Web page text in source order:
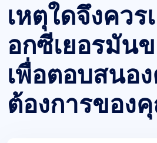
เหตุใดจึงควร
อกซีเยอรมันข
เพื่อตอบสนอ
ต้องการของ